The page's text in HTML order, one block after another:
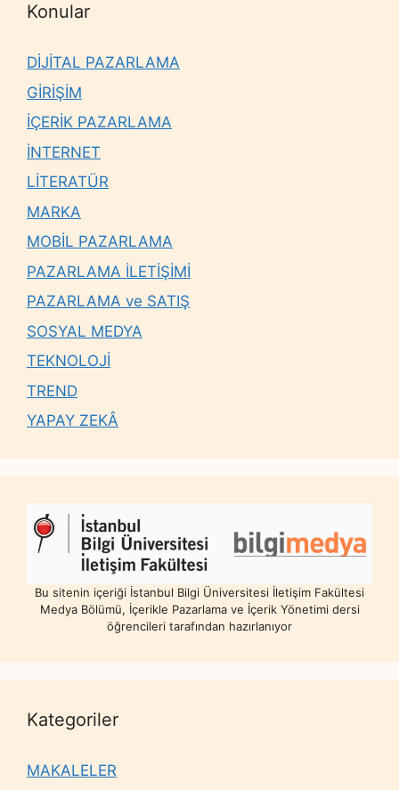
Konular
DİJİTAL PAZARLAMA
GİRİŞİM
İÇERİK PAZARLAMA
İNTERNET
LİTERATÜR
MARKA
MOBİL PAZARLAMA
PAZARLAMA İLETİŞİMİ
PAZARLAMA ve SATIŞ
SOSYAL MEDYA
TEKNOLOJİ
TREND
YAPAY ZEKÂ
Bu sitenin içeriği İstanbul Bilgi Üniversitesi İletişim Fakültesi
Medya Bölümü, İçerikle Pazarlama ve İçerik Yönetimi dersi
öğrencileri tarafından hazırlanıyor
Kategoriler
MAKALELER